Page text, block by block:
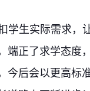
学生实际需求，
端正了求学态度
今后会以更高标